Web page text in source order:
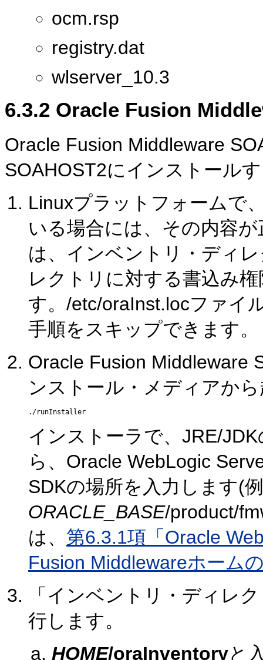
ocm.rsp
registry.dat
wlserver_10.3
6.3.2 Oracle Fusion
Oracle Fusion Middleware
SOAHOST2にインストール
Linuxプラットフォームで
いる場合には、その内容
は、インベントリ・ディ
レクトリに対する書込み
す。/etc/oraInst.locファイ
手順をスキップできます。
Oracle Fusion Middleware
ンストール・メディアか
インストーラで、JRE/
ら、Oracle WebLogic
SDKの場所を入力します(
ORACLE_BASE/product/
は、 第6.3.1項「Oracle
Fusion Middlewareホーム
「インベントリ・ディレ
行します。
HOME/oraInventoryと